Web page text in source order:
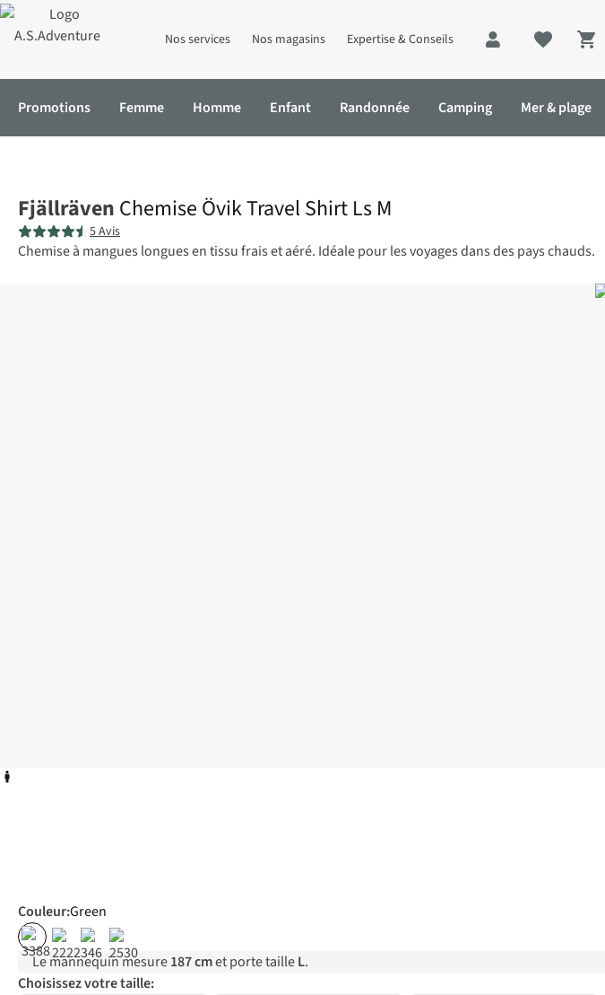
Nos services Nos magasins Expertise & Conseils
Promotions Femme Homme Enfant Randonnée Camping Mer & plage
Fjällräven Chemise Övik Travel Shirt Ls M
5 Avis
Chemise à mangues longues en tissu frais et aéré. Idéale pour les voyages dans des pays chauds.
Couleur:Green
Le mannequin mesure187 cmet porte tailleL.
Choisissez votre taille: